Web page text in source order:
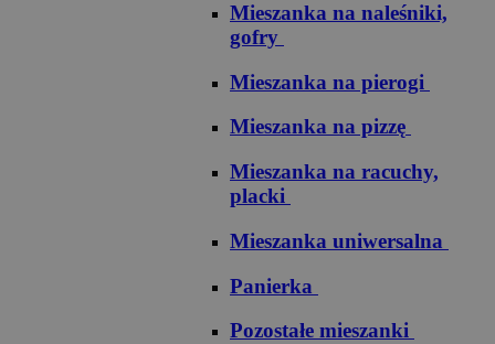
Mieszanka na naleśniki,
gofry
Mieszanka na pierogi
Mieszanka na pizzę
Mieszanka na racuchy,
placki
Mieszanka uniwersalna
Panierka
Pozostałe mieszanki